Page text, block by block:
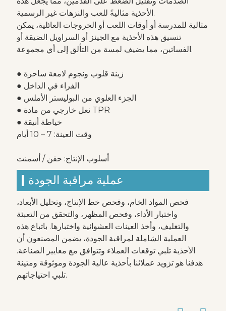
الأحذية مثاليةً للعب والنزهات غير الرسمية.
مثالية للمدرسة أو أوقات اللعب أو الخروجات العائلية، يمكن
تنسيق هذه الأحذية مع الجينز أو السراويل الضيقة أو
الفساتين، مما يضيف لمسة من التألق إلى أي مجموعة.
● زينة قلوب ونجوم لامعة ساحرة
● الفراء في الداخل
● الجزء العلوي من البوليستر الأملس
● نعل خارجي من مادة TPR
● خياطة أنيقة
وقت العينة: 7 – 10 أيام
أسلوب الإنتاج: حقن / أسمنت
عملية مراقبة الجودة
فحص المواد الخام، وفحص خط الإنتاج، وتحليل الأبعاد،
واختبار الأداء، وفحص المظهر، والتحقق من التعبئة
والتغليف، وأخذ العينات العشوائية واختبارها. باتباع هذه
العملية الشاملة لمراقبة الجودة، يضمن المصنعون أن
الأحذية تلبي توقعات العملاء وتتوافق مع معايير الصناعة.
هدفنا هو تزويد عملائنا بأحذية عالية الجودة وموثوقة ومتينة
تلبي احتياجاتهم.